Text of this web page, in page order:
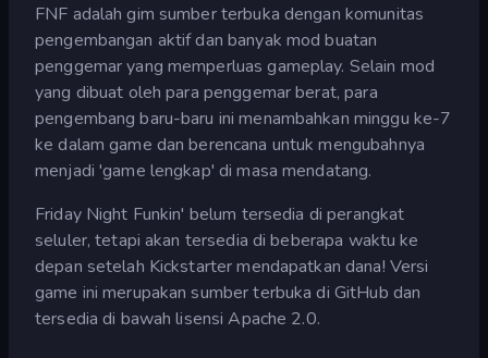
FNF adalah gim sumber terbuka dengan komunitas
pengembangan aktif dan banyak mod buatan
penggemar yang memperluas gameplay. Selain mod
yang dibuat oleh para penggemar berat, para
pengembang baru-baru ini menambahkan minggu ke-7
ke dalam game dan berencana untuk mengubahnya
menjadi 'game lengkap' di masa mendatang.
Friday Night Funkin' belum tersedia di perangkat
seluler, tetapi akan tersedia di beberapa waktu ke
depan setelah Kickstarter mendapatkan dana! Versi
game ini merupakan sumber terbuka di GitHub dan
tersedia di bawah lisensi Apache 2.0.